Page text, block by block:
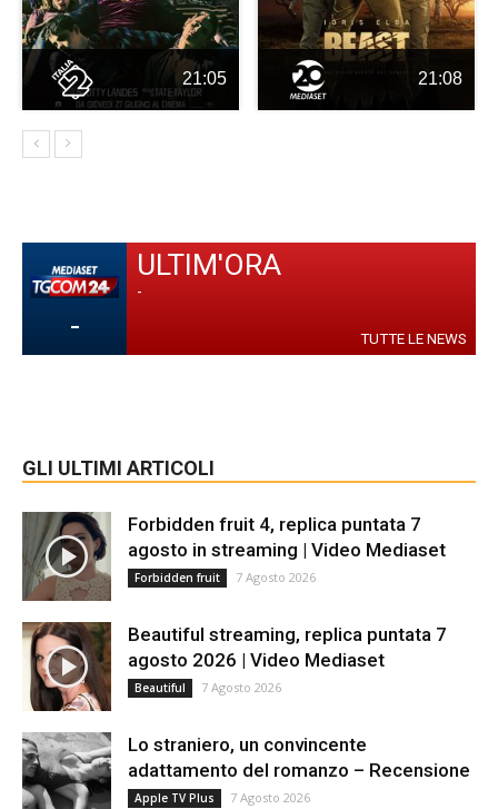
21:05 21:08
-
ULTIM'ORA
-
TUTTE LE NEWS
GLI ULTIMI ARTICOLI
Forbidden fruit 4, replica puntata 7
agosto in streaming | Video Mediaset
Forbidden fruit 7 Agosto 2026
Beautiful streaming, replica puntata 7
agosto 2026 | Video Mediaset
Beautiful 7 Agosto 2026
Lo straniero, un convincente
adattamento del romanzo – Recensione
Apple TV Plus 7 Agosto 2026